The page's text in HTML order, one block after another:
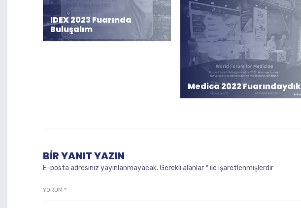
IDEX 2023 Fuarında
Buluşalım
Medica 2022 Fuarındaydık
BIR YANIT YAZIN
E-posta adresiniz yayınlanmayacak. Gerekli alanlar *ile işaretlenmişlerdir
YORUM *